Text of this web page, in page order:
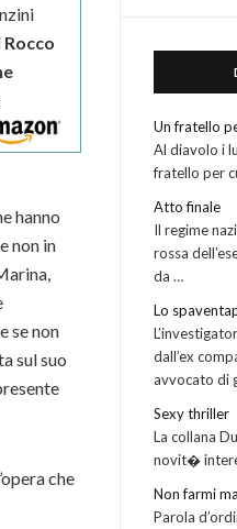
hanno
non in
se non
sul suo
che
Un fratello
Al diavolo i
fratello per
Atto finale
Il regime
rossa
da …
Lo
dall’ex
avvocato di
Sexy thriller
La collana
novit�
Non farmi
Parola